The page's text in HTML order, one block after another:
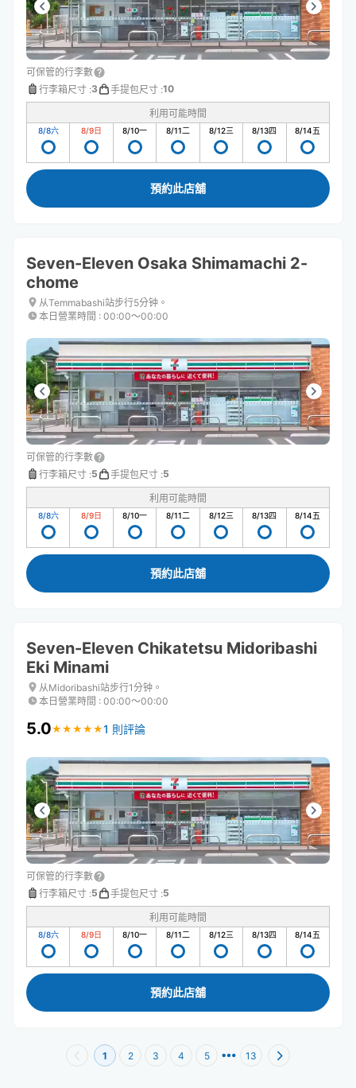
可保管的行李數
行李箱尺寸 :3 手提包尺寸 :10
利用可能時間
8/8六 8/9日 8/10一 8/11二 8/12三 8/13四 8/14五
預約此店舖
Seven-Eleven Osaka Shimamachi 2-
chome
从Temmabashi站步行5分钟。
本日營業時間 : 00:00〜00:00
可保管的行李數
行李箱尺寸 :5 手提包尺寸 :5
利用可能時間
8/8六 8/9日 8/10一 8/11二 8/12三 8/13四 8/14五
預約此店舖
Seven-Eleven Chikatetsu Midoribashi
Eki Minami
从Midoribashi站步行1分钟。
本日營業時間 : 00:00〜00:00
5.0★ ★ ★ ★ ★
★ ★ ★ ★ ★1 則評論
可保管的行李數
行李箱尺寸 :5 手提包尺寸 :5
利用可能時間
8/8六 8/9日 8/10一 8/11二 8/12三 8/13四 8/14五
預約此店舖
1 2 3 4 5 13